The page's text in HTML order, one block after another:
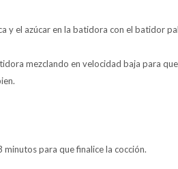
y el azúcar en la batidora con el batidor
mezclando en velocidad baja para
para que finalice la cocción.